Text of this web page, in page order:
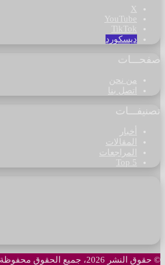
‫X
‫YouTube
‫TikTok
ديسكورد
صفحـــات
من نحن
اتصل بنا
تصنيفـــات
أخبار
المقالات
المراجعات
Top 5
© حقوق النشر 2026، جميع الحقوق محفوظة |